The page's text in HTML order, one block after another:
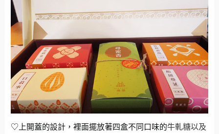
♡上開蓋的設計，裡面擺放著四盒不同口味的牛軋糖以及